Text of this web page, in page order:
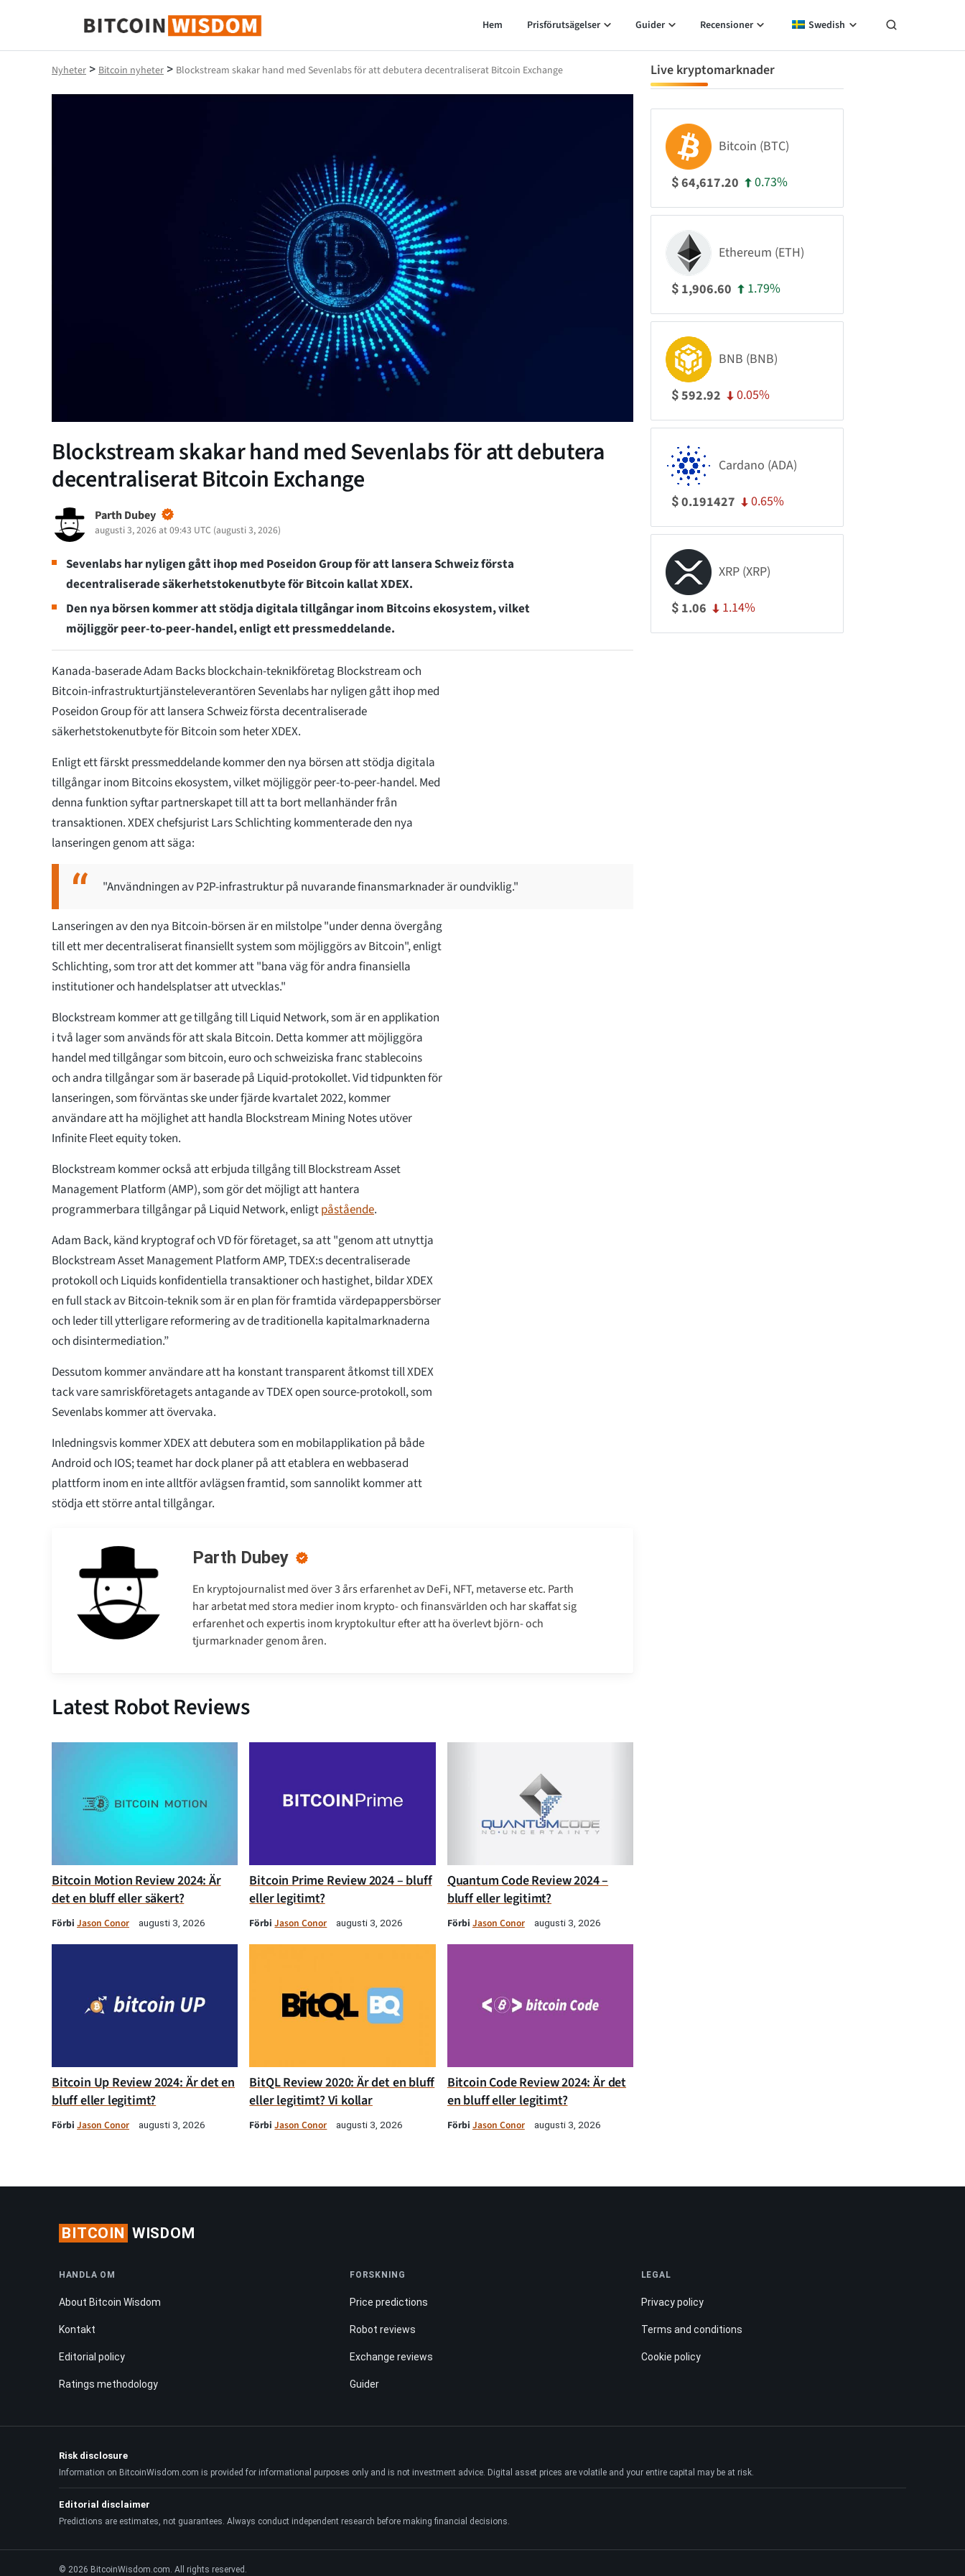
Bitcoin Wisdom
Hem Prisförutsägelser Guider Recensioner Swedish
Nyheter > Bitcoin nyheter > Blockstream skakar hand med Sevenlabs för att debutera decentraliserat Bitcoin Exchange
Blockstream skakar hand med Sevenlabs för att debutera
decentraliserat Bitcoin Exchange
Parth Dubey
augusti 3, 2026 at 09:43 UTC (augusti 3, 2026)
Sevenlabs har nyligen gått ihop med Poseidon Group för att lansera Schweiz första
decentraliserade säkerhetstokenutbyte för Bitcoin kallat XDEX.
Den nya börsen kommer att stödja digitala tillgångar inom Bitcoins ekosystem, vilket
möjliggör peer-to-peer-handel, enligt ett pressmeddelande.
Kanada-baserade Adam Backs blockchain-teknikföretag Blockstream och
Bitcoin-infrastrukturtjänsteleverantören Sevenlabs har nyligen gått ihop med
Poseidon Group för att lansera Schweiz första decentraliserade
säkerhetstokenutbyte för Bitcoin som heter XDEX.
Enligt ett färskt pressmeddelande kommer den nya börsen att stödja digitala
tillgångar inom Bitcoins ekosystem, vilket möjliggör peer-to-peer-handel. Med
denna funktion syftar partnerskapet till att ta bort mellanhänder från
transaktionen. XDEX chefsjurist Lars Schlichting kommenterade den nya
lanseringen genom att säga:
"Användningen av P2P-infrastruktur på nuvarande finansmarknader är oundviklig."
Lanseringen av den nya Bitcoin-börsen är en milstolpe "under denna övergång
till ett mer decentraliserat finansiellt system som möjliggörs av Bitcoin", enligt
Schlichting, som tror att det kommer att "bana väg för andra finansiella
institutioner och handelsplatser att utvecklas."
Blockstream kommer att ge tillgång till Liquid Network, som är en applikation
i två lager som används för att skala Bitcoin. Detta kommer att möjliggöra
handel med tillgångar som bitcoin, euro och schweiziska franc stablecoins
och andra tillgångar som är baserade på Liquid-protokollet. Vid tidpunkten för
lanseringen, som förväntas ske under fjärde kvartalet 2022, kommer
användare att ha möjlighet att handla Blockstream Mining Notes utöver
Infinite Fleet equity token.
Blockstream kommer också att erbjuda tillgång till Blockstream Asset
Management Platform (AMP), som gör det möjligt att hantera
programmerbara tillgångar på Liquid Network, enligtpåstående.
Adam Back, känd kryptograf och VD för företaget, sa att "genom att utnyttja
Blockstream Asset Management Platform AMP, TDEX:s decentraliserade
protokoll och Liquids konfidentiella transaktioner och hastighet, bildar XDEX
en full stack av Bitcoin-teknik som är en plan för framtida värdepappersbörser
och leder till ytterligare reformering av de traditionella kapitalmarknaderna
och disintermediation.”
Dessutom kommer användare att ha konstant transparent åtkomst till XDEX
tack vare samriskföretagets antagande av TDEX open source-protokoll, som
Sevenlabs kommer att övervaka.
Inledningsvis kommer XDEX att debutera som en mobilapplikation på både
Android och IOS; teamet har dock planer på att etablera en webbaserad
plattform inom en inte alltför avlägsen framtid, som sannolikt kommer att
stödja ett större antal tillgångar.
Parth Dubey
En kryptojournalist med över 3 års erfarenhet av DeFi, NFT, metaverse etc. Parth
har arbetat med stora medier inom krypto- och finansvärlden och har skaffat sig
erfarenhet och expertis inom kryptokultur efter att ha överlevt björn- och
tjurmarknader genom åren.
Latest Robot Reviews
Bitcoin Motion Review 2024: Är
det en bluff eller säkert?
Förbi Jason Conor augusti 3, 2026
Bitcoin Prime Review 2024 – bluff
eller legitimt?
FörbiJason Conor augusti 3, 2026
Quantum Code Review 2024 –
bluff eller legitimt?
Förbi Jason Conor augusti 3, 2026
Bitcoin Up Review 2024: Är det en
bluff eller legitimt?
Förbi Jason Conor augusti 3, 2026
BitQL Review 2020: Är det en bluff
eller legitimt? Vi kollar
FörbiJason Conor augusti 3, 2026
Bitcoin Code Review 2024: Är det
en bluff eller legitimt?
Förbi Jason Conor augusti 3, 2026
Live kryptomarknader
Bitcoin (BTC)
$64,617.20 0.73%
Ethereum (ETH)
$ 1,906.60 1.79%
BNB (BNB)
$592.92 0.05%
Cardano (ADA)
$0.191427 0.65%
XRP (XRP)
$ 1.06 1.14%
BITCOIN WISDOM
HANDLA OM
About Bitcoin Wisdom
Kontakt
Editorial policy
Ratings methodology
FORSKNING
Price predictions
Robot reviews
Exchange reviews
Guider
LEGAL
Privacy policy
Terms and conditions
Cookie policy
Risk disclosure
Information on BitcoinWisdom.com is provided for informational purposes only and is not investment advice. Digital asset prices are volatile and your entire capital may be at risk.
Editorial disclaimer
Predictions are estimates, not guarantees. Always conduct independent research before making financial decisions.
© 2026 BitcoinWisdom.com. All rights reserved.